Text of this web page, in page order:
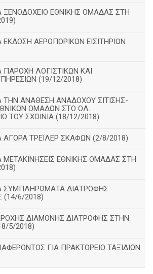
ΞΕΝΟΔΟΧΕΙΟ ΕΘΝΙΚΗΣ ΟΜΑΔΑΣ ΣΤΗ
ΕΚΔΟΣΗ ΑΕΡΟΠΟΡΙΚΩΝ ΕΙΣΙΤΗΡΙΩΝ
ΠΑΡΟΧΗ ΛΟΓΙΣΤΙΚΩΝ ΚΑΙ
(19/12/2018)
ΤΗΝ ΑΝΑΘΕΣΗ ΑΝΑΔΟΧΟΥ ΣΙΤΙΣΗΣ-
ΟΜΑΔΩΝ ΣΤΟ ΟΛ.
ΤΟΥ ΣΧΟΙΝΙΑ (18/12/2018)
ΑΓΟΡΑ ΤΡΕΪΛΕΡ ΣΚΑΦΩΝ (2/8/2018)
ΜΕΤΑΚΙΝΗΣΕΙΣ ΕΘΝΙΚΗΣ ΟΜΑΔΑΣ ΣΤΗ
ΣΥΜΠΛΗΡΩΜΑΤΑ ΔΙΑΤΡΟΦΗΣ
6/2018)
ΔΙΑΜΟΝΗΣ ΔΙΑΤΡΟΦΗΣ ΣΤΗΝ
5/2018)
ΓΙΑ ΠΡΑΚΤΟΡΕΙΟ ΤΑΞΙΔΙΩΝ